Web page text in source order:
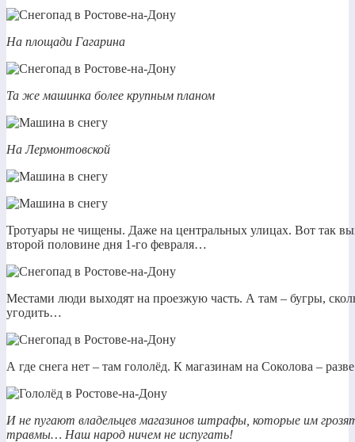
На площади Гагарина
Та же машинка более крупным планом
На Лермонтовской
Тротуары не чищены. Даже на центральных улицах. Вот так
второй половине дня 1-го февраля…
Местами люди выходят на проезжую часть. А там – бугры,
угодить…
А где снега нет – там гололёд. К магазинам на Соколова –
И не пугают владельцев магазинов штрафы, которые им
травмы… Наш народ ничем не испугать!